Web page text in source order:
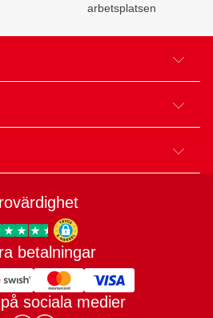
arbetsplatsen
Trygg E-handel
betalningar
sociala medier